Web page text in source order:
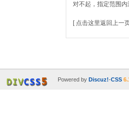
对不起，指定范围内
[ 点击这里返回上一
Powered by Discuz!-CSS